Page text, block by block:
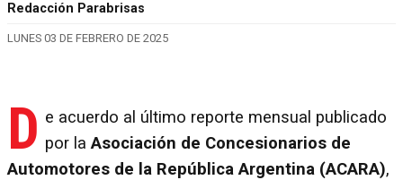
Redacción Parabrisas
LUNES 03 DE FEBRERO DE 2025
D e acuerdo al último reporte mensual publicado
por laAsociación de Concesionarios de
Automotores de la República Argentina (ACARA),